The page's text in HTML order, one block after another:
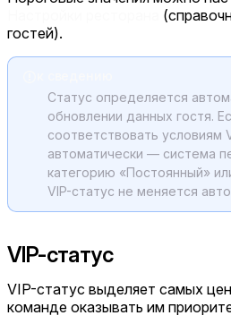
гостей).
Статус определяется
обновлении данных гостя.
соответствовать условиям
автоматически — система
категорию «Постоянный»
VIP-статус не меняется
VIP-статус
VIP-статус выделяет самых
команде оказывать им